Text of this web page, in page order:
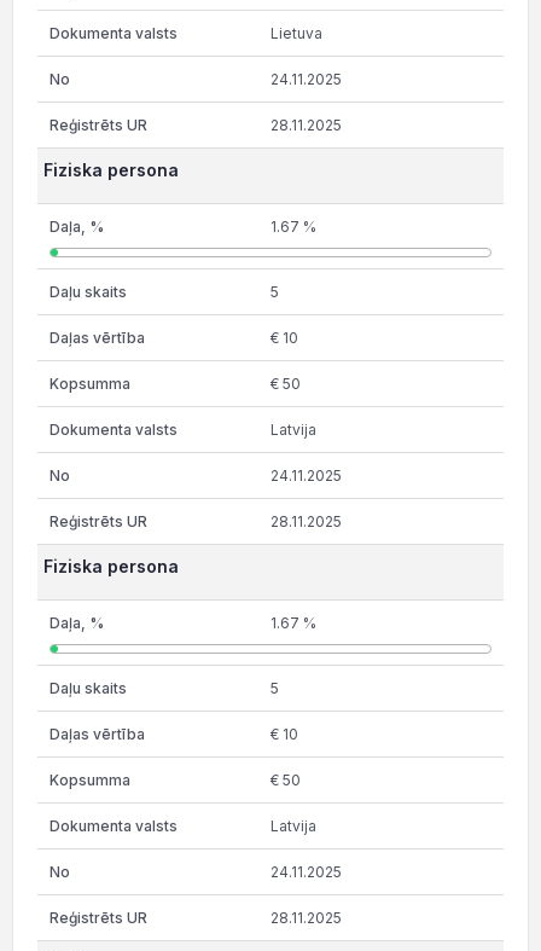
Lietuva
24.11.2025
28.11.2025
Fiziska persona
1.67 %
5
€ 10
€ 50
Latvija
24.11.2025
28.11.2025
Fiziska persona
1.67 %
5
€ 10
€ 50
Latvija
24.11.2025
28.11.2025